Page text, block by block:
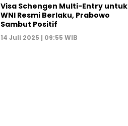
Visa Schengen Multi-Entry untuk
WNI Resmi Berlaku, Prabowo
Sambut Positif
14 Juli 2025 | 09:55 WIB